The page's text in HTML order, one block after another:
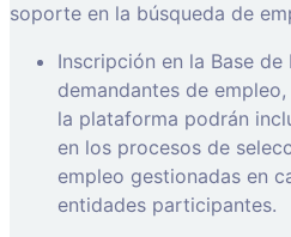
soporte en la búsqueda de
Inscripción en la Base
demandantes de
la plataforma podrán
en los procesos de
empleo gestionadas en
entidades participantes.